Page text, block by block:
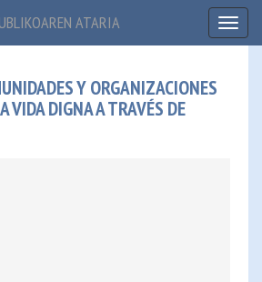
ATARIA
Y ORGANIZACIONES
VIDA DIGNA A TRAVÉS DE